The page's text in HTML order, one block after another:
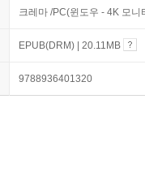
크레마 /PC(윈도우 - 4K 모
EPUB(DRM) | 20.11MB
9788936401320